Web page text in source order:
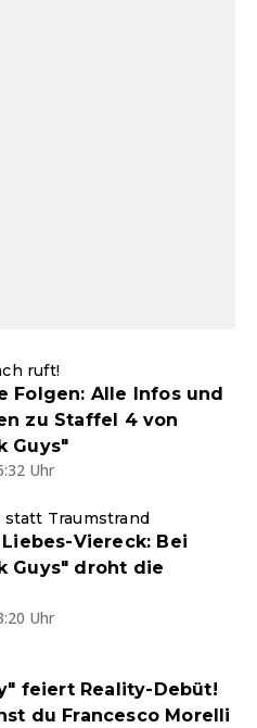
ruft!
Folgen: Alle Infos und
zu Staffel 4 von
Guys"
Uhr
Traumstrand
Liebes-Viereck: Bei
Guys" droht die
Uhr
feiert Reality-Debüt!
du Francesco Morelli